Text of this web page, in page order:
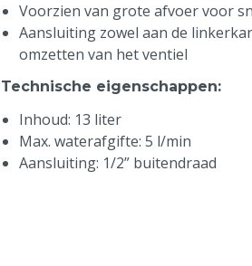
Voorzien van grote afvoer voor
Aansluiting zowel aan de
omzetten van het ventiel
Technische eigenschappen:
Inhoud: 13 liter
Max. waterafgifte: 5 l/min
Aansluiting: 1/2” buitendraad